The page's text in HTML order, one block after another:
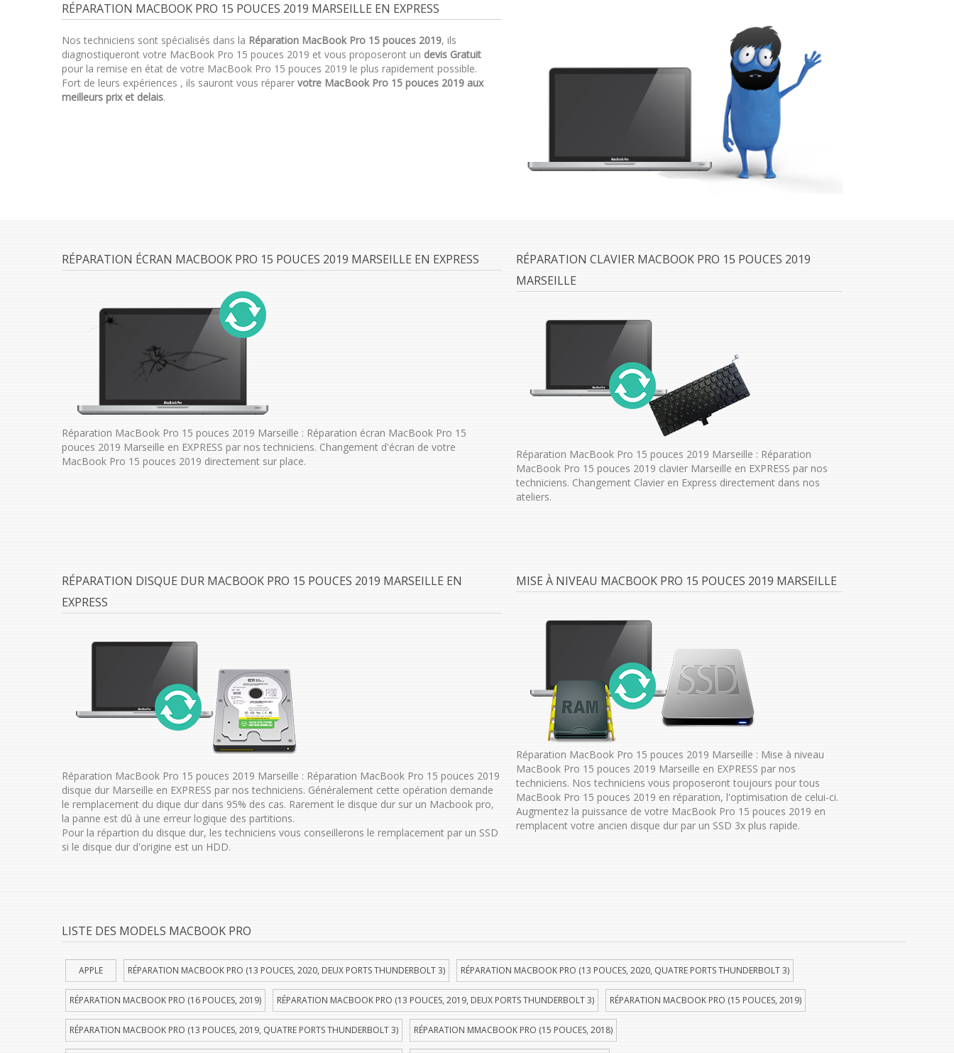
RÉPARATION MACBOOK PRO 15 POUCES 2019 MARSEILLE EN EXPRESS
Nos techniciens sont spécialisés dans la Réparation MacBook Pro 15 pouces 2019, ils
diagnostiqueront votre MacBook Pro 15 pouces 2019 et vous proposeront un devis Gratuit
pour la remise en état de votre MacBook Pro 15 pouces 2019 le plus rapidement possible.
Fort de leurs expériences , ils sauront vous réparer votre MacBook Pro 15 pouces 2019 aux
meilleurs prix et delais.
RÉPARATION ÉCRAN MACBOOK PRO 15 POUCES 2019 MARSEILLE EN EXPRESS
Réparation MacBook Pro 15 pouces 2019 Marseille : Réparation écran MacBook Pro 15
pouces 2019 Marseille en EXPRESS par nos techniciens. Changement d'écran de votre
MacBook Pro 15 pouces 2019 directement sur place.
RÉPARATION CLAVIER MACBOOK PRO 15 POUCES 2019
MARSEILLE
Réparation MacBook Pro 15 pouces 2019 Marseille : Réparation
MacBook Pro 15 pouces 2019 clavier Marseille en EXPRESS par nos
techniciens. Changement Clavier en Express directement dans nos
ateliers.
RÉPARATION DISQUE DUR MACBOOK PRO 15 POUCES 2019 MARSEILLE EN
EXPRESS
Réparation MacBook Pro 15 pouces 2019 Marseille : Réparation MacBook Pro 15 pouces 2019
disque dur Marseille en EXPRESS par nos techniciens. Généralement cette opération demande
le remplacement du dique dur dans 95% des cas. Rarement le disque dur sur un Macbook pro,
la panne est dû à une erreur logique des partitions.
Pour la répartion du disque dur, les techniciens vous conseillerons le remplacement par un SSD
si le disque dur d'origine est un HDD.
MISE À NIVEAU MACBOOK PRO 15 POUCES 2019 MARSEILLE
Réparation MacBook Pro 15 pouces 2019 Marseille : Mise à niveau
MacBook Pro 15 pouces 2019 Marseille en EXPRESS par nos
techniciens. Nos techniciens vous proposeront toujours pour tous
MacBook Pro 15 pouces 2019 en réparation, l'optimisation de celui-ci.
Augmentez la puissance de votre MacBook Pro 15 pouces 2019 en
remplacent votre ancien disque dur par un SSD 3x plus rapide.
LISTE DES MODELS MACBOOK PRO
APPLE RÉPARATION MACBOOK PRO (13 POUCES, 2020, DEUX PORTS THUNDERBOLT 3) RÉPARATION MACBOOK PRO (13 POUCES, 2020, QUATRE PORTS THUNDERBOLT 3)
RÉPARATION MACBOOK PRO (16 POUCES, 2019) RÉPARATION MACBOOK PRO (13 POUCES, 2019, DEUX PORTS THUNDERBOLT 3) RÉPARATION MACBOOK PRO (15 POUCES, 2019)
RÉPARATION MACBOOK PRO (13 POUCES, 2019, QUATRE PORTS THUNDERBOLT 3) RÉPARATION MMACBOOK PRO (15 POUCES, 2018)